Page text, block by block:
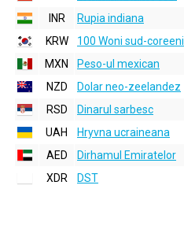
INR
Rupia indiana
KRW
100 Woni sud-coreeni
MXN
Peso-ul mexican
NZD
Dolar neo-zeelandez
RSD
Dinarul sarbesc
UAH
Hryvna ucraineana
AED
Dirhamul Emiratelor
XDR
DST